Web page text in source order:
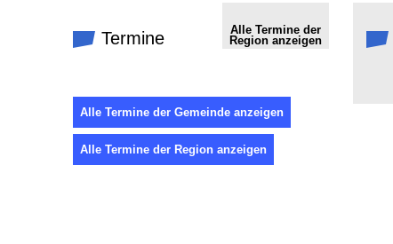
Termine
Alle Termine der
Region anzeigen
Alle Termine der Gemeinde anzeigen
Alle Termine der Region anzeigen